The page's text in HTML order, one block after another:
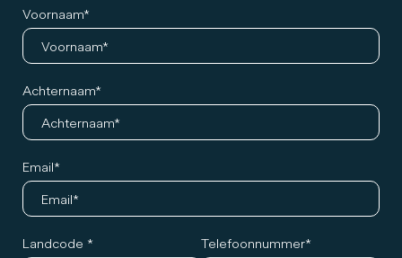
Voornaam
Achternaam
Email
Landcode
Telefoonnummer